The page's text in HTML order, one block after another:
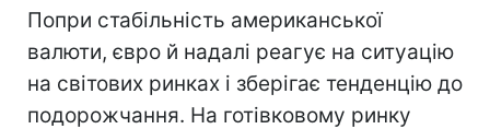
Попри стабільність американської
валюти, євро й надалі реагує на ситуацію
на світових ринках і зберігає тенденцію до
подорожчання. На готівковому ринку